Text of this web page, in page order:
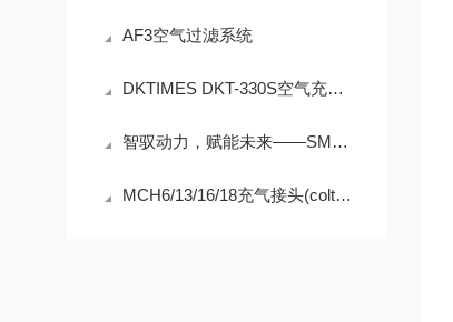
AF3空气过滤系统
DKTIMES DKT-330S空气充填泵规范使用与精细化维保技术指南
智驭动力，赋能未来——SMART空气压缩机的技术革新之路
MCH6/13/16/18充气接头(coltrisub压缩机)安装技巧